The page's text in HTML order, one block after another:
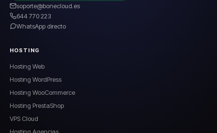
soporte@bonecloud.es
644 770 223
WhatsApp directo
HOSTING
Hosting Web
Hosting WordPress
Hosting WooCommerce
Hosting PrestaShop
VPS Cloud
Hosting Agencias